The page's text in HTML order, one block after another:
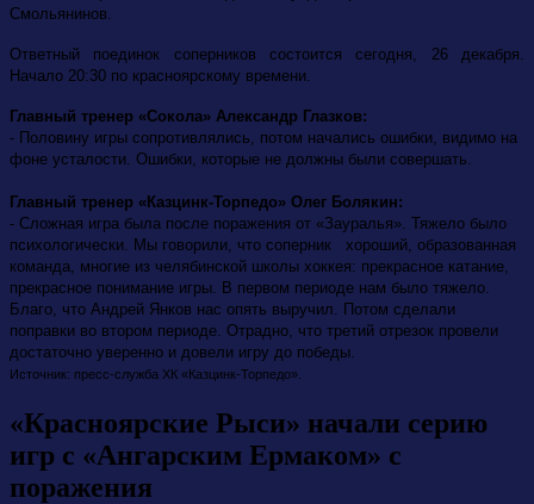
Смольянинов.
Ответный поединок соперников состоится сегодня, 26 декабря.
Начало 20:30 по красноярскому времени.
Главный тренер «Сокола» Александр Глазков:
- Половину игры сопротивлялись, потом начались ошибки, видимо на
фоне усталости. Ошибки, которые не должны были совершать.
Главный тренер «Казцинк-Торпедо» Олег Болякин:
- Сложная игра была после поражения от «Зауралья». Тяжело было
психологически. Мы говорили, что соперник хороший, образованная
команда, многие из челябинской школы хоккея: прекрасное катание,
прекрасное понимание игры. В первом периоде нам было тяжело.
Благо, что Андрей Янков нас опять выручил. Потом сделали
поправки во втором периоде. Отрадно, что третий отрезок провели
достаточно уверенно и довели игру до победы.
Источник: пресс-служба ХК «Казцинк-Торпедо».
«Красноярские Рыси» начали серию
игр с «Ангарским Ермаком» с
поражения